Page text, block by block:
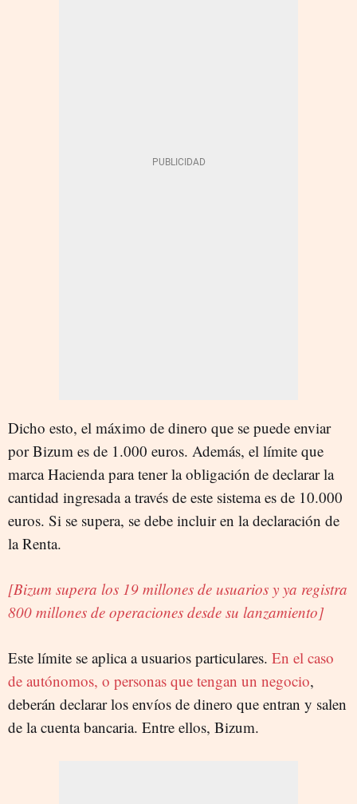
Dicho esto, el máximo de dinero que se puede enviar
por Bizum es de 1.000 euros. Además, el límite que
marca Hacienda para tener la obligación de declarar la
cantidad ingresada a través de este sistema es de 10.000
euros. Si se supera, se debe incluir en la declaración de
la Renta.
[Bizum supera los 19 millones de usuarios y ya registra
800 millones de operaciones desde su lanzamiento]
Este límite se aplica a usuarios particulares. En el caso
de autónomos, o personas que tengan un negocio,
deberán declarar los envíos de dinero que entran y salen
de la cuenta bancaria. Entre ellos, Bizum.